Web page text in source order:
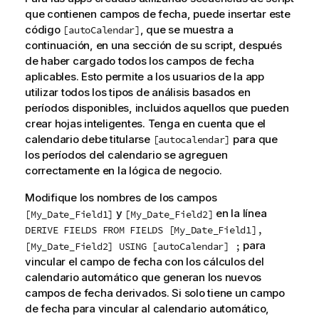
que contienen campos de fecha, puede insertar este
código [autoCalendar]
, que se muestra a
continuación, en una sección de su script, después
de haber cargado todos los campos de fecha
aplicables. Esto permite a los usuarios de la app
utilizar todos los tipos de análisis basados en
períodos disponibles, incluidos aquellos que pueden
crear hojas inteligentes. Tenga en cuenta que el
calendario debe titularse [autocalendar] para que
los períodos del calendario se agreguen
correctamente en la lógica de negocio.
Modifique los nombres de los campos
[My_Date_Field1] y [My_Date_Field2] en la línea
DERIVE FIELDS FROM FIELDS [My_Date_Field1],
[My_Date_Field2] USING [autoCalendar] ; para
vincular el campo de fecha con los cálculos del
calendario automático que generan los nuevos
campos de fecha derivados. Si solo tiene un campo
de fecha para vincular al calendario automático,